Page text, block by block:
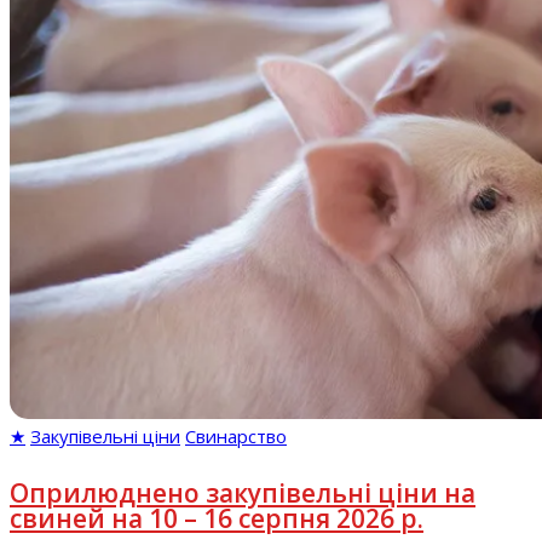
★ Закупівельні ціни Свинарство
Оприлюднено закупівельні ціни на
свиней на 10 – 16 серпня 2026 р.